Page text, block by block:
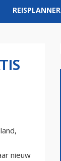
REISPLANNER
nieuw